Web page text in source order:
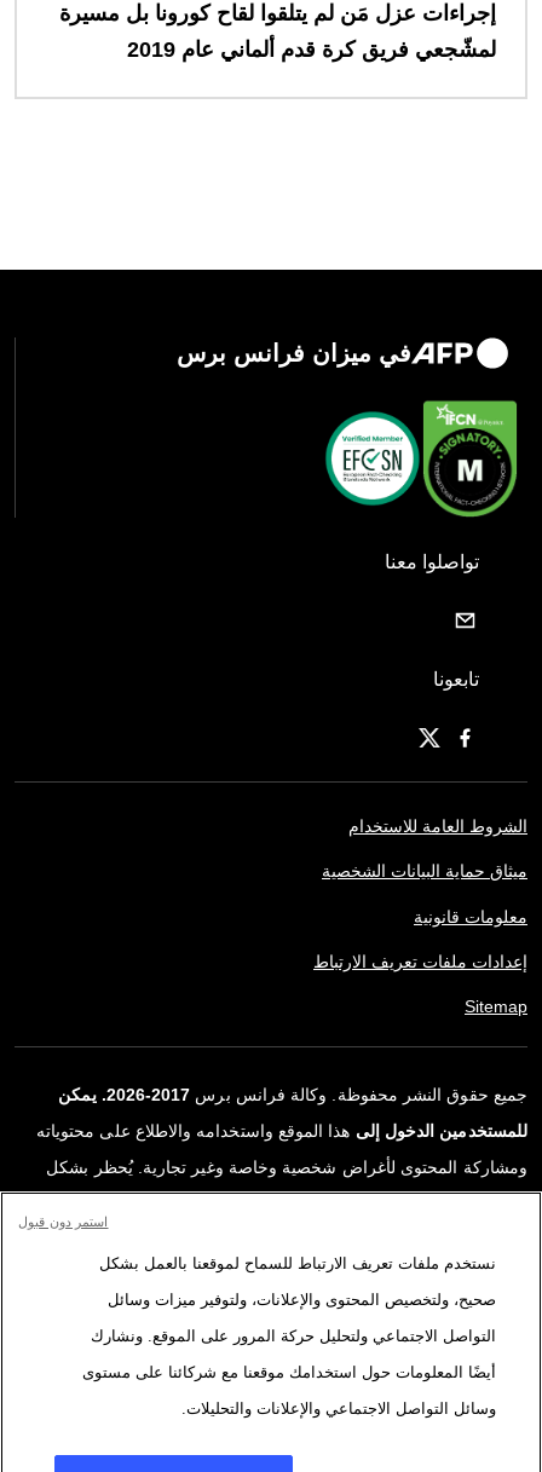
إجراءات عزل مَن لم يتلقوا لقاح كورونا بل مسيرة
لمشّجعي فريق كرة قدم ألماني عام 2019
في ميزان فرانس برس
تواصلوا معنا
تابعونا
الشروط العامة للاستخدام
ميثاق حماية البيانات الشخصية
معلومات قانونية
إعدادات ملفات تعريف الارتباط
Sitemap
جميع حقوق النشر محفوظة. وكالة فرانس برس
2017-2026. يمكن
للمستخدمين الدخول إلى هذا الموقع واستخدامه والاطلاع على محتوياته
ومشاركة المحتوى لأغراض شخصية وخاصة وغير تجارية. يُحظر بشكل
ترخيص محددة موقعة مع وكالة فرانس برس. المواد والروابط الواردة في
التقارير، والتي لم تنتجها وكالة فرانس برس، مستخدمة فقط وبالقدر
اللازم كعناصر إثبات لمحتوى هذه التقارير. لم تحصل فرانس برس على أي
حقوق من المؤلفين أو مالكي حقوق النشر لهذا المحتوى ولا تتحمّل أي
مسؤوليّة في هذا الصدد. وكالة فرانس برس وشعارها علامتان تجاريتان
نستخدم ملفات تعريف الارتباط للسماح لموقعنا بالعمل بشكل
صحيح، ولتخصيص المحتوى والإعلانات، ولتوفير ميزات وسائل
التواصل الاجتماعي ولتحليل حركة المرور على الموقع. ونشارك
أيضًا المعلومات حول استخدامك موقعنا مع شركائنا على مستوى
وسائل التواصل الاجتماعي والإعلانات والتحليلات.
استمر دون قبول